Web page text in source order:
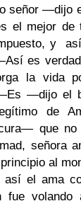
señor —dijo
el mejor de
y
es
la vida
—dijo el
de
que no
señora
al
así el ama
fue volando